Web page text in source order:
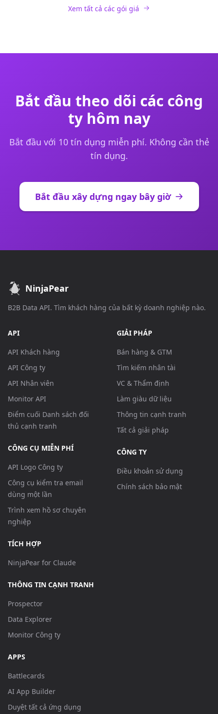
Xem tất cả các gói giá
Bắt đầu theo dõi các công
ty hôm nay
Bắt đầu với 10 tín dụng miễn phí. Không cần thẻ
tín dụng.
Bắt đầu xây dựng ngay bây giờ
NinjaPear
B2B Data API. Tìm khách hàng của bất kỳ doanh nghiệp nào.
API
API Khách hàng
API Công ty
API Nhân viên
Monitor API
Điểm cuối Danh sách đối
thủ cạnh tranh
CÔNG CỤ MIỄN PHÍ
API Logo Công ty
Công cụ kiểm tra email
dùng một lần
Trình xem hồ sơ chuyên
nghiệp
TÍCH HỢP
NinjaPear for Claude
THÔNG TIN CẠNH TRANH
Prospector
Data Explorer
Monitor Công ty
APPS
Battlecards
AI App Builder
Duyệt tất cả ứng dụng
GIẢI PHÁP
Bán hàng & GTM
Tìm kiếm nhân tài
VC & Thẩm định
Làm giàu dữ liệu
Thông tin cạnh tranh
Tất cả giải pháp
CÔNG TY
Điều khoản sử dụng
Chính sách bảo mật